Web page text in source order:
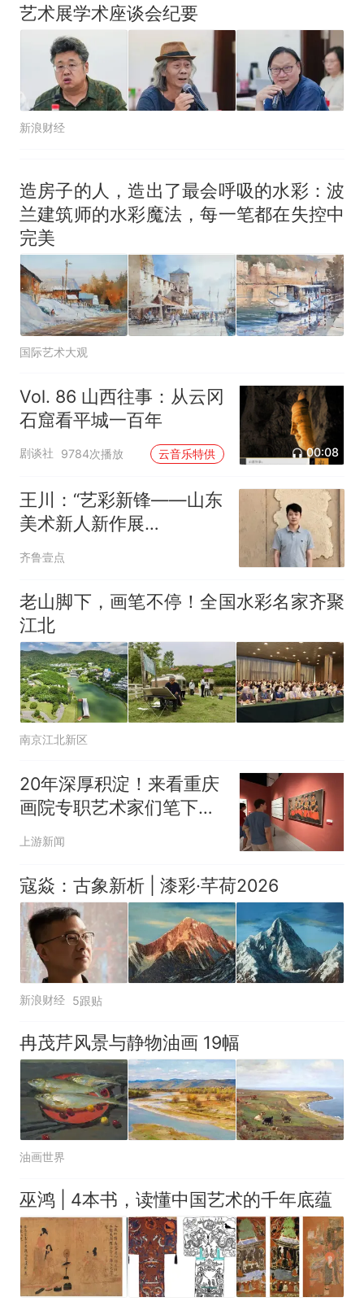
艺术展学术座谈会纪要
新浪财经
造房子的人，造出了最会呼吸的水彩：波
兰建筑师的水彩魔法，每一笔都在失控中
完美
国际艺术大观
Vol. 86 山西往事：从云冈
石窟看平城一百年
剧谈社 9784次播放 云音乐特供 00:08
王川：“艺彩新锋——山东
美术新人新作展
（2026）”将举办
齐鲁壹点
老山脚下，画笔不停！全国水彩名家齐聚
江北
南京江北新区
20年深厚积淀！来看重庆
画院专职艺术家们笔下的
大美山城
上游新闻
寇焱：古象新析 | 漆彩·芊荷2026
新浪财经 5跟贴
冉茂芹风景与静物油画 19幅
油画世界
巫鸿 | 4本书，读懂中国艺术的千年底蕴